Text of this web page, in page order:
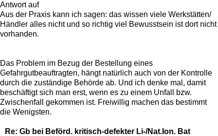
Antwort auf
Aus der Praxis kann ich sagen: das wissen viele Werkstätten/
Händler alles nicht und so richtig viel Bewusstsein ist dort nicht
vorhanden.
Das Problem im Bezug der Bestellung eines
Gefahrgutbeauftragten, hängt natürlich auch von der Kontrolle
durch die zuständige Behörde ab. Und ich denke mal, damit
beschäftigt sich man erst, wenn es zu einem Unfall bzw.
Zwischenfall gekommen ist. Freiwillig machen das bestimmt
die Wenigsten.
Re: Gb bei Beförd. kritisch-defekter Li-/Nat.Ion. Bat